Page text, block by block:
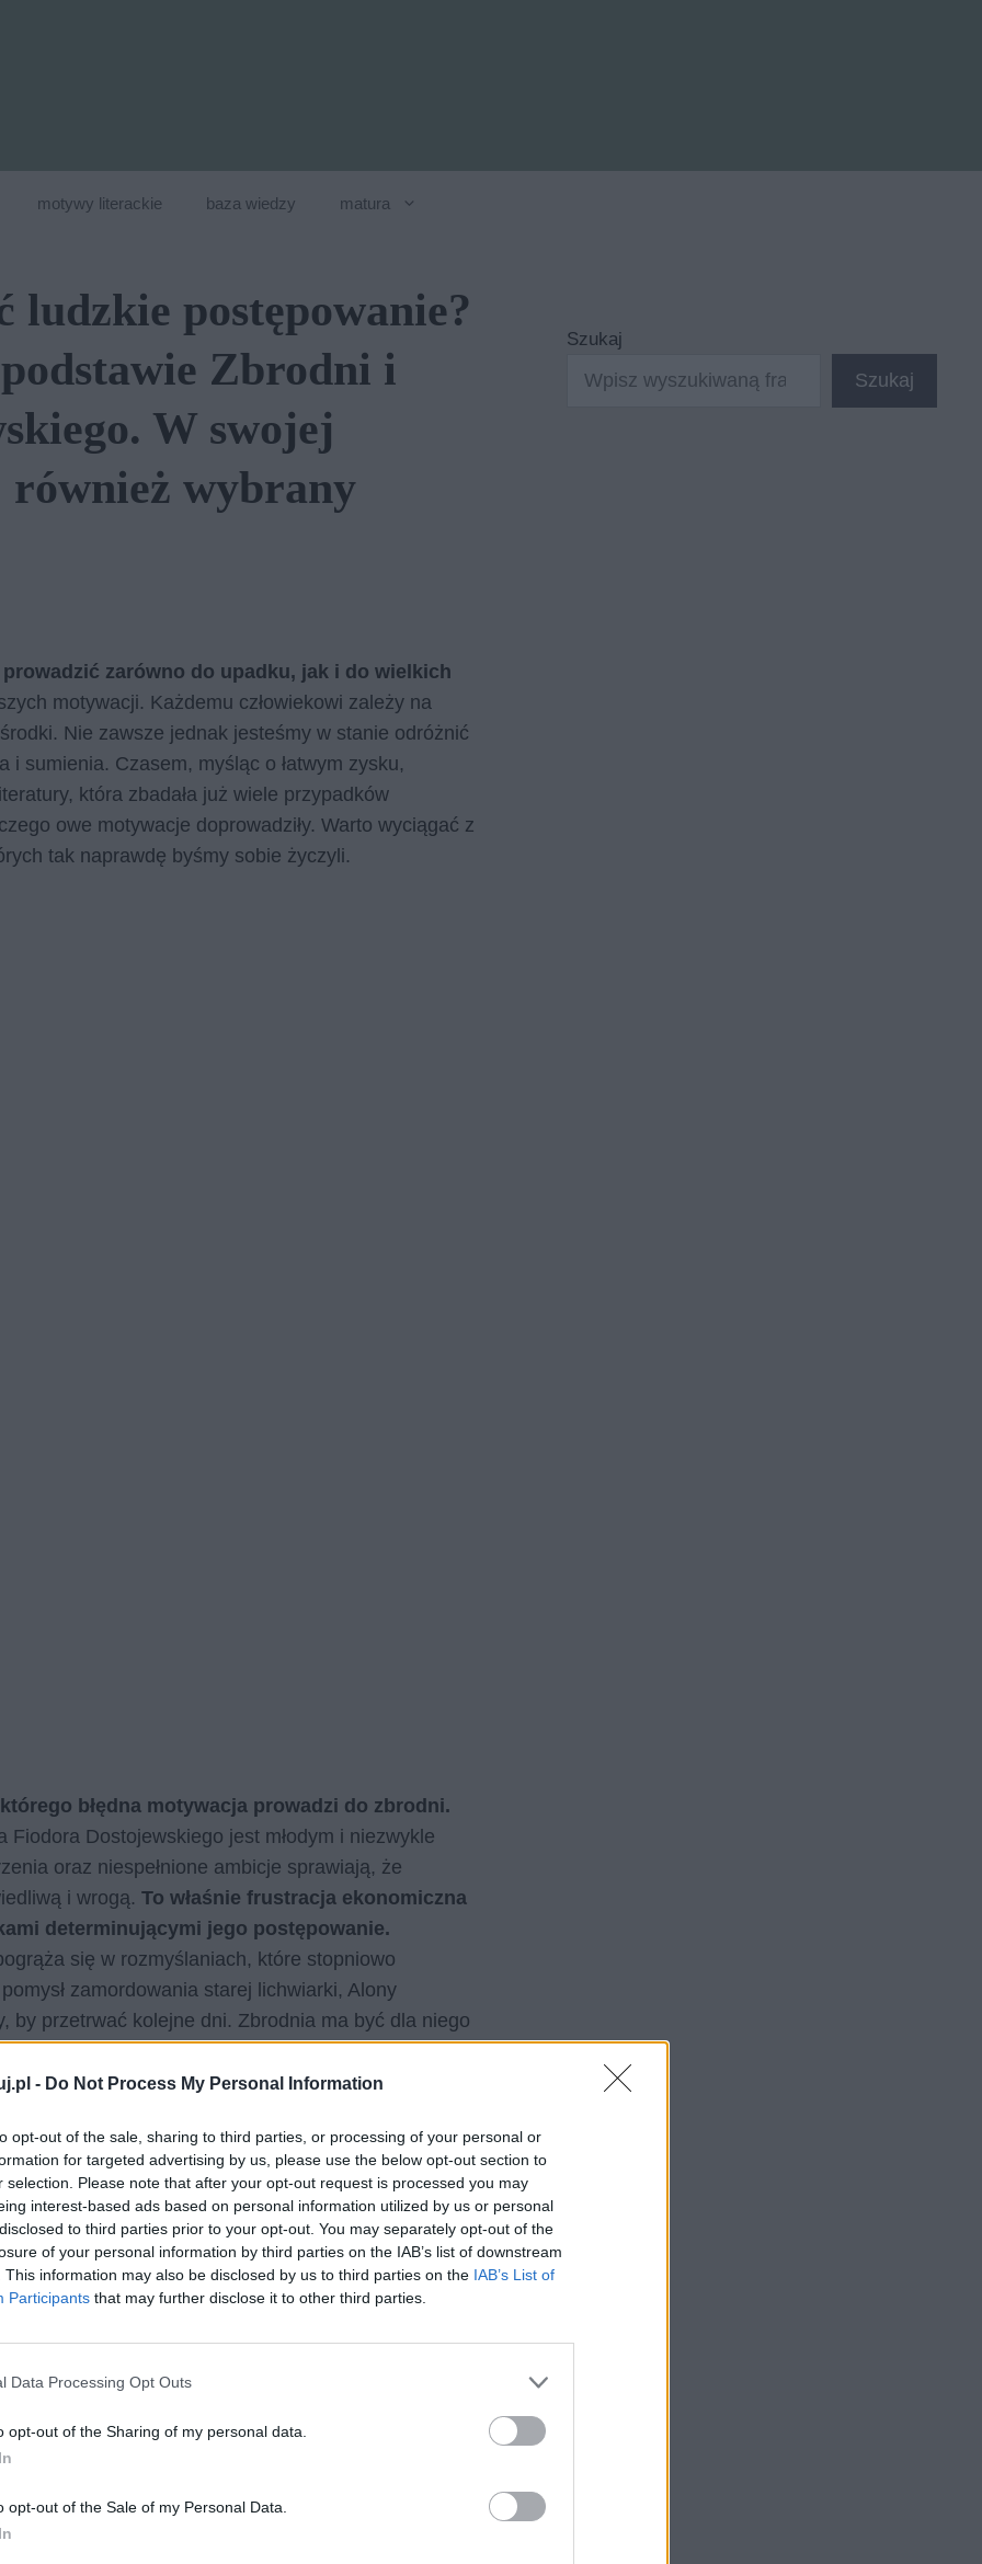
- Do Not Process My Personal Information
opt-out of the sale, sharing to third parties, or processing of your personal or
for targeted advertising by us, please use the below opt-out section to
selection. Please note that after your opt-out request is processed you may
interest-based ads based on personal information utilized by us or personal
to third parties prior to your opt-out. You may separately opt-out of the
of your personal information by third parties on the IAB’s list of downstream
This information may also be disclosed by us to third parties on the IAB’s List of
Participants that may further disclose it to other third parties.
Data Processing Opt Outs
opt-out of the Sharing of my personal data.
opt-out of the Sale of my Personal Data.
motywy literackie baza wiedzy matura
ludzkie postępowanie?
Zbrodni i
W swojej
również wybrany
zarówno do upadku, jak i do wielkich
motywacji. Każdemu człowiekowi zależy na
Nie zawsze jednak jesteśmy w stanie odróżnić
sumienia. Czasem, myśląc o łatwym zysku,
która zbadała już wiele przypadków
owe motywacje doprowadziły. Warto wyciągać z
tak naprawdę byśmy sobie życzyli.
błędna motywacja prowadzi do zbrodni.
Dostojewskiego jest młodym i niezwykle
oraz niespełnione ambicje sprawiają, że
i wrogą. To właśnie frustracja ekonomiczna
determinującymi jego postępowanie.
się w rozmyślaniach, które stopniowo
zamordowania starej lichwiarki, Alony
by przetrwać kolejne dni. Zbrodnia ma być dla niego
własnej wyjątkowości.
się złudzeniem.
Raskolnikow tworzy teorię podziału ludzi na
nadzwyczajności oraz pycha intelektualna
uważa, że jednostki wybitne mają prawo
Zabójstwo lichwiarki traktuje więc jako eksperyment,
Myśli, że filozofia ta uchroni go przed wyrzutami
W rzeczywistości jednak jego teoria okazuje się
że ideologia może stać się niebezpiecznym
i konieczności przyznania się do winy.
w stanie unieść ciężaru własnego czynu.
jego dalsze zachowanie silniej niż
traci kontrolę nad sobą i zaczyna popełniać
ulega stopniowemu rozpadowi. Ostatecznie
Szukaj
Szukaj